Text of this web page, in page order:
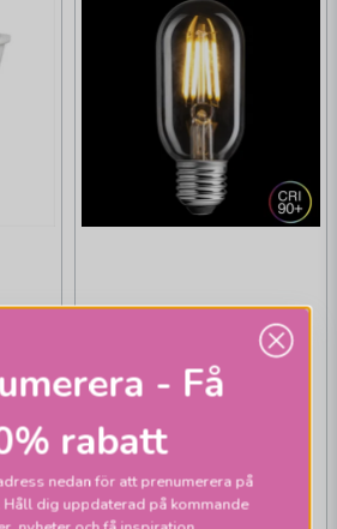
- Få
rabatt
nedan för att prenumerera på
dig uppdaterad på kommande